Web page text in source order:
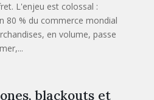
L'enjeu est colossal :
80 % du commerce mondial
en volume, passe
blackouts et